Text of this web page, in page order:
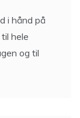
i hånd på
hele
og til